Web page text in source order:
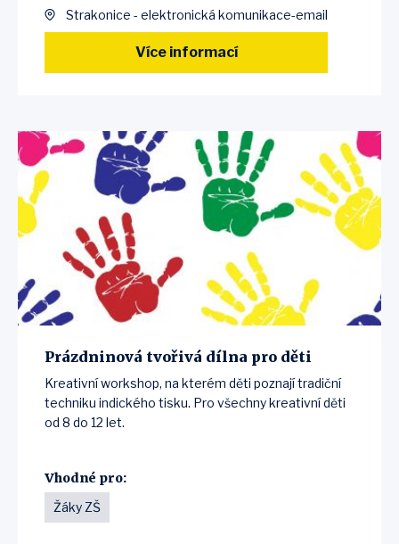
Strakonice - elektronická komunikace-email
Více informací
Prázdninová tvořivá dílna pro děti
Kreativní workshop, na kterém děti poznají tradiční
techniku indického tisku. Pro všechny kreativní děti
od 8 do 12 let.
Vhodné pro:
Žáky ZŠ